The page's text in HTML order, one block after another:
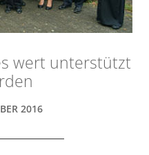
wert unterstützt
2016